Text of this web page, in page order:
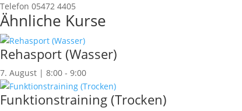
Telefon 05472 4405
Ähnliche Kurse
Rehasport (Wasser)
7. August | 8:00 - 9:00
Funktionstraining (Trocken)